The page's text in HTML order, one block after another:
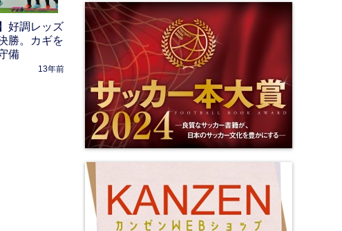
好調レッズ
勝。カギを
備
13年前